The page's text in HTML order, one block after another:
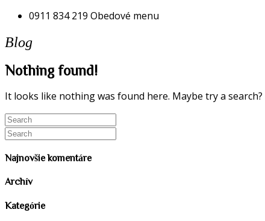
0911 834 219 Obedové menu
Blog
Nothing found!
It looks like nothing was found here. Maybe try a search?
Najnovšie komentáre
Archív
Kategórie